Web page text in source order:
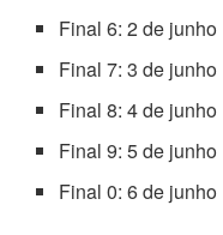
Final 6: 2 de junho
Final 7: 3 de junho
Final 8: 4 de junho
Final 9: 5 de junho
Final 0: 6 de junho